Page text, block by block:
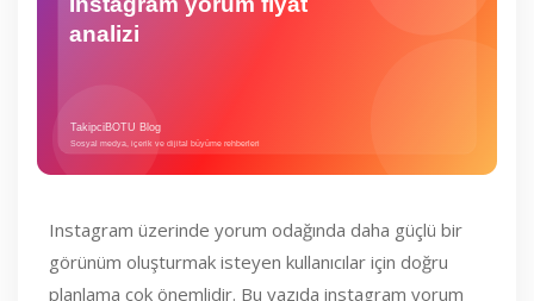
Instagram üzerinde yorum odağında daha güçlü bir
görünüm oluşturmak isteyen kullanıcılar için doğru
planlama çok önemlidir. Bu yazıda instagram yorum